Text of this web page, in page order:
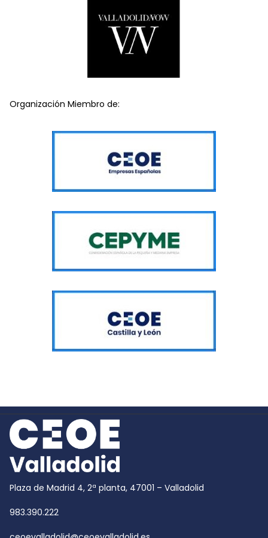
Organización Miembro de:
Plaza de Madrid 4, 2ª planta, 47001 – Valladolid
983.390.222